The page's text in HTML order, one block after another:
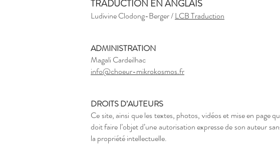
TRADUCTION EN ANGLAIS
Ludivine Clodong-Berger /LCB Traduction
ADMINISTRATION
Magali Cardeilhac
info@choeur-mikrokosmos.fr
DROITS D’AUTEURS
Ce site, ainsi que les textes, photos, vidéos et mise en page
doit faire l’objet d’une autorisation expresse de son auteur
la propriété intellectuelle.